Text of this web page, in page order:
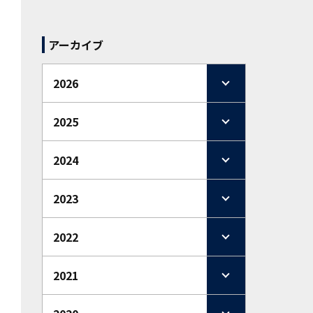
アーカイブ
2026
2025
2024
2023
2022
2021